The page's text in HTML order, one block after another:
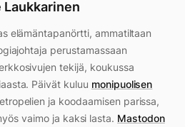
Laukkarinen
elämäntapanörtti, ammatiltaan
perustamassaan
tekijä, koukussa
Päivät kuluu monipuolisen
ja koodaamisen parissa,
vaimo ja kaksi lasta. Mastodon